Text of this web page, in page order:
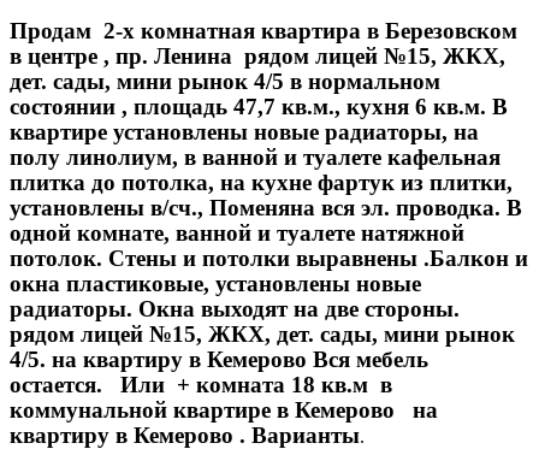
Продам 2-х комнатная квартира в Березовском
в центре , пр. Ленина рядом лицей №15, ЖКХ,
дет. сады, мини рынок 4/5 в нормальном
состоянии , площадь 47,7 кв.м., кухня 6 кв.м. В
квартире установлены новые радиаторы, на
полу линолиум, в ванной и туалете кафельная
плитка до потолка, на кухне фартук из плитки,
установлены в/сч., Поменяна вся эл. проводка. В
одной комнате, ванной и туалете натяжной
потолок. Стены и потолки выравнены .Балкон и
окна пластиковые, установлены новые
радиаторы. Окна выходят на две стороны.
рядом лицей №15, ЖКХ, дет. сады, мини рынок
4/5. на квартиру в Кемерово Вся мебель
остается. Или + комната 18 кв.м в
коммунальной квартире в Кемерово на
квартиру в Кемерово . Варианты.